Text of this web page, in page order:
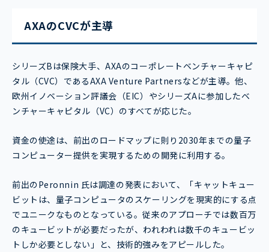
AXAのCVCが主導
シリーズBは保険大手、AXAのコーポレートベンチャーキャピ
タル（CVC）であるAXA Venture Partnersなどが主導。他、
欧州イノベーション評議会（EIC）やシリーズAに参加したベ
ンチャーキャピタル（VC）のすべてが応じた。
資金の使途は、前出のロードマップに則り2030年までの量子
コンピューター提供を実現するための開発に利用する。
前出のPeronnin 氏は調達の発表において、「キャットキュー
ビットは、量子コンピュータのスケーリングを現実的にする点
でユニークなものとなっている。従来のアプローチでは数百万
のキュービットが必要だったが、われわれは数千のキュービッ
トしか必要としない」と、技術的強みをアピールした。